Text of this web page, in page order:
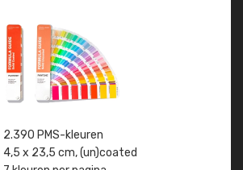
2.390 PMS-kleuren
4,5 x 23,5 cm, (un)coated